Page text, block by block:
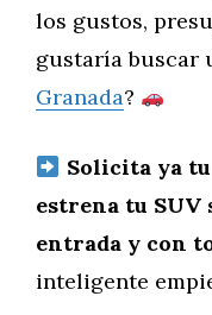
los gustos,
gustaría buscar
Granada?
Solicita ya
estrena tu
entrada y con
inteligente